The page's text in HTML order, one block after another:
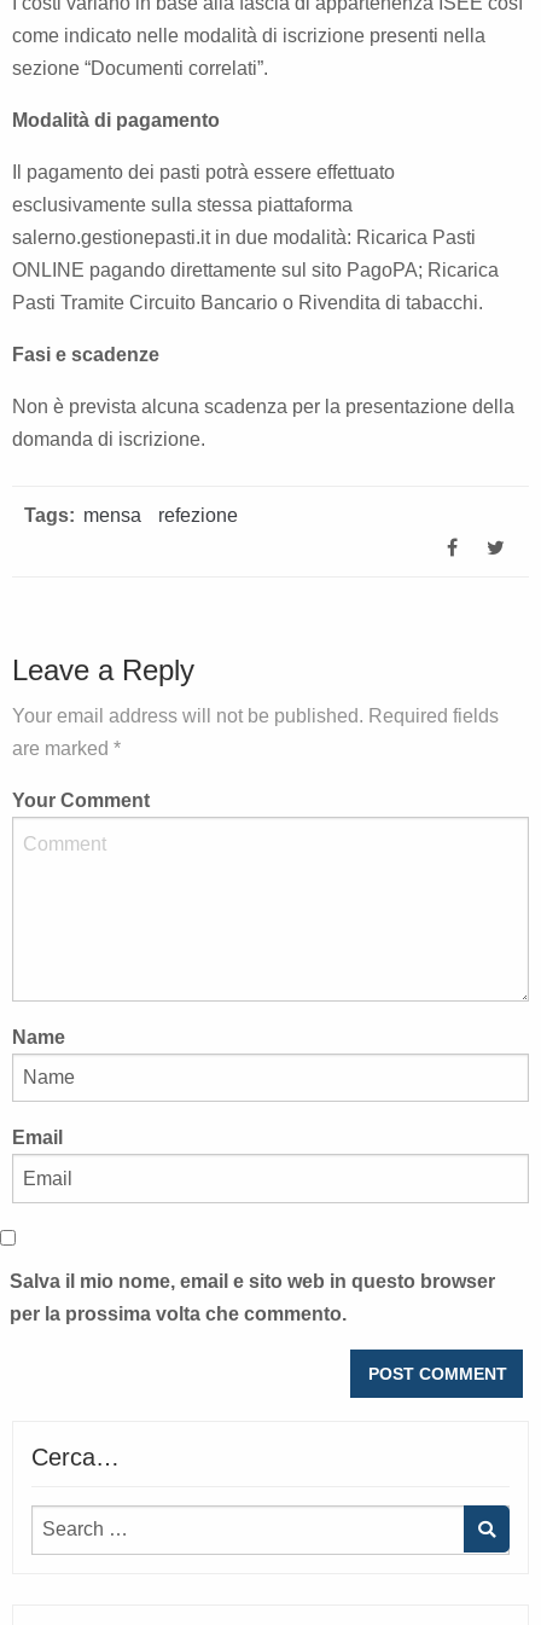
come indicato nelle modalità di iscrizione presenti nella
sezione “Documenti correlati”.
Modalità di pagamento
Il pagamento dei pasti potrà essere effettuato
esclusivamente sulla stessa piattaforma
salerno.gestionepasti.it in due modalità: Ricarica Pasti
ONLINE pagando direttamente sul sito PagoPA; Ricarica
Pasti Tramite Circuito Bancario o Rivendita di tabacchi.
Fasi e scadenze
Non è prevista alcuna scadenza per la presentazione della
domanda di iscrizione.
Tags: mensa refezione
Leave a Reply
Your email address will not be published. Required fields
are marked *
Your Comment
Name
Email
Salva il mio nome, email e sito web in questo browser
per la prossima volta che commento.
Cerca…